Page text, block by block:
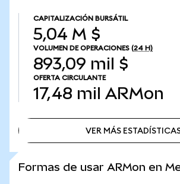
CAPITALIZACIÓN BURSÁTIL
5,04 M $
VOLUMEN DE OPERACIONES (24 H)
893,09 mil $
OFERTA CIRCULANTE
17,48 mil ARMon
VER MÁS
Formas de usar ARMon en